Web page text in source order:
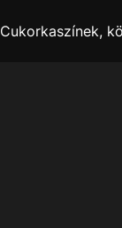
Cukorkaszínek,